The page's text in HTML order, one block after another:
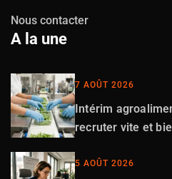
Nous contacter
A la une
7 AOÛT 2026
Intérim
recruter vite et
5 AOÛT 2026